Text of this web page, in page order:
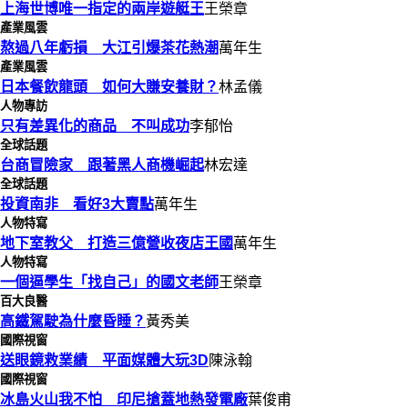
上海世博唯一指定的兩岸遊艇王王榮章
產業風雲
熬過八年虧損 大江引爆茶花熱潮萬年生
產業風雲
日本餐飲龍頭 如何大賺安養財？林孟儀
人物專訪
只有差異化的商品 不叫成功李郁怡
全球話題
台商冒險家 跟著黑人商機崛起林宏達
全球話題
投資南非 看好3大賣點萬年生
人物特寫
地下室教父 打造三億營收夜店王國萬年生
人物特寫
一個逼學生「找自己」的國文老師王榮章
百大良醫
高鐵駕駛為什麼昏睡？黃秀美
國際視窗
送眼鏡救業績 平面媒體大玩3D 陳泳翰
國際視窗
冰島火山我不怕 印尼搶蓋地熱發電廠葉俊甫